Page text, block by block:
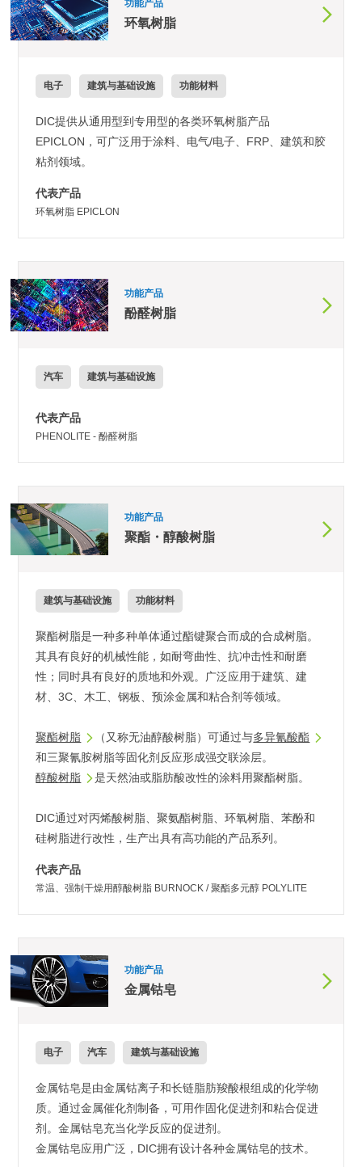
功能产品
环氧树脂
电子 建筑与基础设施 功能材料
DIC提供从通用型到专用型的各类环氧树脂产品
EPICLON，可广泛用于涂料、电气/电子、FRP、建筑和胶
粘剂领域。
代表产品
环氧树脂 EPICLON
功能产品
酚醛树脂
汽车 建筑与基础设施
代表产品
PHENOLITE - 酚醛树脂
功能产品
聚酯・醇酸树脂
建筑与基础设施 功能材料
聚酯树脂是一种多种单体通过酯键聚合而成的合成树脂。
其具有良好的机械性能，如耐弯曲性、抗冲击性和耐磨
性；同时具有良好的质地和外观。广泛应用于建筑、建
材、3C、木工、钢板、预涂金属和粘合剂等领域。
聚酯树脂 （又称无油醇酸树脂）可通过与多异氰酸酯
和三聚氰胺树脂等固化剂反应形成强交联涂层。
醇酸树脂
是天然油或脂肪酸改性的涂料用聚酯树脂。
DIC通过对丙烯酸树脂、聚氨酯树脂、环氧树脂、苯酚和
硅树脂进行改性，生产出具有高功能的产品系列。
代表产品
常温、强制干燥用醇酸树脂 BURNOCK / 聚酯多元醇 POLYLITE
功能产品
金属钴皂
电子 汽车 建筑与基础设施
金属钴皂是由金属钴离子和长链脂肪羧酸根组成的化学物
质。通过金属催化剂制备，可用作固化促进剂和粘合促进
剂。金属钴皂充当化学反应的促进剂。
金属钴皂应用广泛，DIC拥有设计各种金属钴皂的技术。